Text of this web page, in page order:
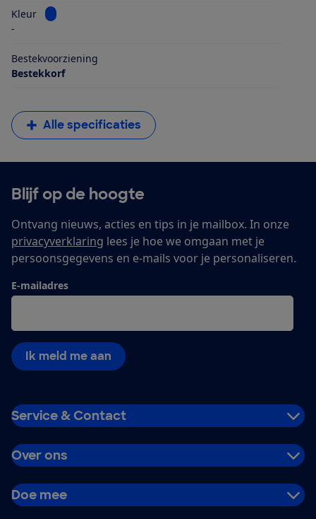
Kleur
Bekijk informatie voor Kleur
-
Bestekvoorziening
Bestekkorf
Alle specificaties
Blijf op de hoogte
Ontvang nieuws, acties en tips in je mailbox. In onze
privacyverklaring lees je hoe we omgaan met je
persoonsgegevens en e-mails voor je personaliseren.
E-mailadres
Ik meld me aan
Service & Contact
Over ons
Doe mee